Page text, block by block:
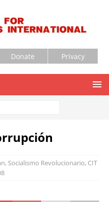
Donate Privacy
Socialismo Revolucionario, CIT